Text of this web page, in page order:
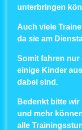
unterbringen
Auch viele
da sie am
Somit fahren nur
einige Kinder
dabei sind.
Bedenkt bitte
und mehr
alle